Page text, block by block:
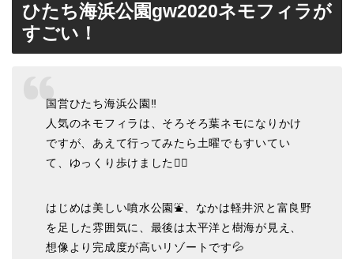
ひたち海浜公園gw2020ネモフィラが
すごい！
国営ひたち海浜公園‼️
人気のネモフィラは、そろそろ葉ネモになりかけ
ですが、あえて行ってみたら土曜でもすいてい
て、ゆっくり歩けました🚶‍♂️
はじめは美しい噴水公園⛲️、なかは軽井沢と富良野
を足した雰囲気に、最後は太平洋と樹海が見え、
想像より完成度が高いリゾートです💦